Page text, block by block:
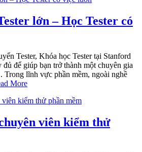
lớn – Học Tester có
Tester, Khóa học Tester tại Stanford
để giúp bạn trở thành một chuyên gia
Trong lĩnh vực phần mềm, ngoài nghề
More
viên kiểm thử